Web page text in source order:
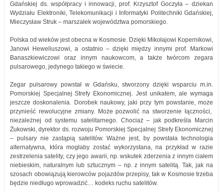
Gdańskiej ds. współpracy i innowacji, prof. Krzysztof Goczyła – dziekan
Wydziału Elektroniki, Telekomunikacji i Informatyki Politechniki Gdańskiej,
Mieczysław Struk – marszałek województwa pomorskiego.
Polska od wieków jest obecna w Kosmosie. Dzięki Mikołajowi Kopernikowi,
Janowi Heweliuszowi, a ostatnio – dzięki między innymi prof. Markowi
Banaszkiewiczowi oraz innym naukowcom, a także twórcom zegara
pulsarowego, jedynego takiego w świecie.
Zegar pulsarowy powstał w Gdańsku, stworzony dzięki wsparciu m.in.
Pomorskiej Specjalnej Strefy Ekonomicznej. Jest unikatem, ale wymaga
jeszcze doskonalenia. Dorobek naukowy, jaki przy tym powstanie, może
przynieść rewolucyjne zmiany. Może pozwolić na stworzenie łączności,
niezależnej od systemu satelitarnego. Chociaż – jak podkreśla Marcin
Żukowski, dyrektor ds. rozwoju Pomorskiej Specjalnej Strefy Ekonomicznej
– pulsary nie zastąpią satelitów. Ważne jest, by powstała technologia
alternatywna, która mogłaby zostać wykorzystana, na przykład w razie
zestrzelenia satelity, czy jego awarii, np. wskutek zderzenia z innym ciałem
niebieskim, naturalnym lub sztucznym – np. z innym satelitą. Tak, jak na
szosach obowiązują kierowców pojazdów przepisy, tak w Kosmosie trzeba
będzie niedługo wprowadzić… kodeks ruchu satelitów.